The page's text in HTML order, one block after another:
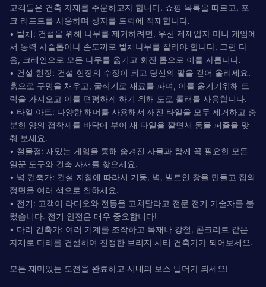
고객들은 건축 자재를 주문하고자 합니다. 쇼핑 목록을 따르고, 포
크 리프트를 사용하며 상자를 트럭에 적재합니다.
• 벌채: 건설을 위해 나무를 제거하려면, 우선 제재업자 미니 게임에
서 동력 사슬톱이나 손도끼로 벌채나무를 잘라야 합니다. 그런 다
음, 크레인으로 모든 나무를 옮기고 회전 톱으로 이를 자릅니다.
• 건설 현장: 건설 현장의 수장이 되고 당신의 팔을 걷어 올리세요.
흙으로 구멍을 채우고, 굴삭기로 재료를 파며, 이를 옮기기위해 트
럭을 가져오고 이를 편평하게 하기 위해 도로 롤러를 사용합니다.
• 타일 아트: 다양한 해머를 사용해서 깨진 타일을 모두 제거하고 충
분한 양의 접착제를 바닥에 부어 새 타일을 깔면서 동물 퍼즐을 맞
춰 보세요.
• 철물점: 재밌는 게임을 통해 숨겨진 사물과 함께 꼭 필요한 모든
일꾼 도구와 건축 자재를 찾으세요.
• 벽 건축가: 건설 지침에 따라서 기둥, 벽, 빌트인 창을 만들고 집의
정면을 여러 색으로 칠하세요.
• 전기: 고객이 라디오와 전등을 고쳐달라고 전문 전기 기술자를 불
렀습니다. 전기 안전은 매우 중요합니다!
• 다리 건축가: 여러 기계를 조작하고 목재나 강철, 콘크리트 같은
자재로 다리를 건설하여 진정한 브리지 시티 건축가가 되어보세요.
모든 재미있는 도전을 완료하고 시내의 보스 빌더가 되세요!